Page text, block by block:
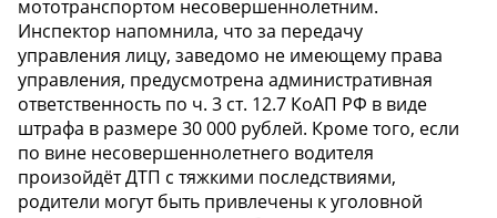
мототранспортом несовершеннолетним.
Инспектор напомнила, что за передачу
управления лицу, заведомо не имеющему права
управления, предусмотрена административная
ответственность по ч. 3 ст. 12.7 КоАП РФ в виде
штрафа в размере 30 000 рублей. Кроме того, если
по вине несовершеннолетнего водителя
произойдёт ДТП с тяжкими последствиями,
родители могут быть привлечены к уголовной